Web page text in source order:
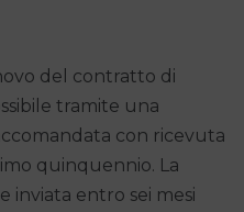
del contratto di
tramite una
con ricevuta
quinquennio. La
inviata entro sei mesi